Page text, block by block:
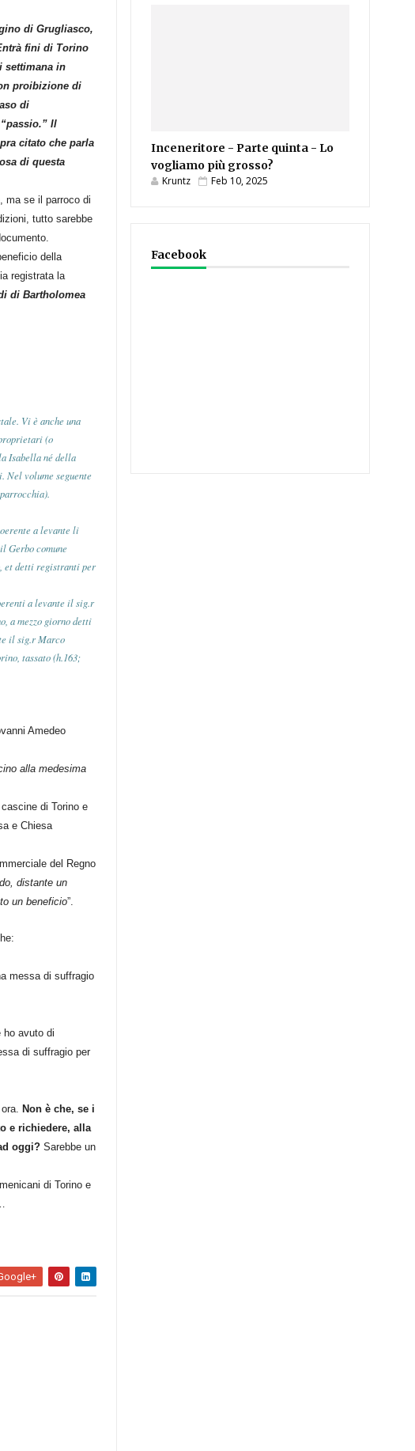
di Grugliasco,
fini di Torino
settimana in
proibizione di
di
Il
citato che parla
di questa
ma se il parroco di
tutto sarebbe
della
registrata la
di Bartholomea
Vi è anche una
(o
Isabella né della
Nel volume seguente
a levante li
Gerbo comune
et detti registranti per
a levante il sig.r
a mezzo giorno detti
il sig.r Marco
tassato (h.163;
Amedeo
alla medesima
di Torino e
e Chiesa
del Regno
distante un
un beneficio”.
messa di suffragio
ho avuto di
di suffragio per
Non è che, se i
e richiedere, alla
oggi? Sarebbe un
di Torino e
Inceneritore - Parte quinta - Lo
vogliamo più grosso?
Kruntz Feb 10, 2025
Facebook